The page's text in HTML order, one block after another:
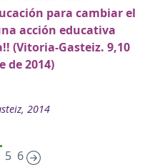
para cambiar el
acción educativa
(Vitoria-Gasteiz. 9,10
de 2014)
2014
5 6